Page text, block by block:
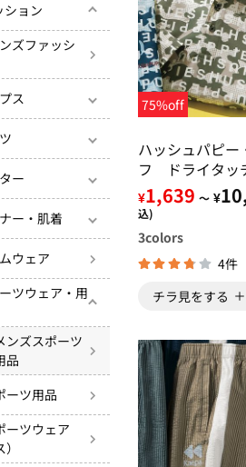
ション
ズファッシ
ス
ー
ー・肌着
ウェア
ツウェア・用
ンズスポーツ
品
ーツ用品
ーツウェア
75%off
ハッシュパピー
フ ドライタッ
ロシャツ
¥1,639 ～ ¥
込)
3colors
4件
チラ見をする